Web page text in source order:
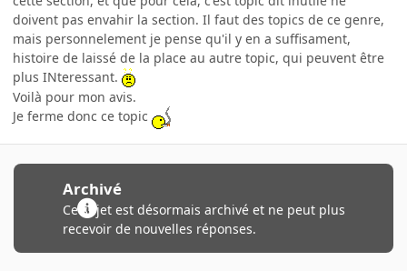
doivent pas envahir la section. Il faut des topics de ce genre,
mais personnelement je pense qu'il y en a suffisament,
histoire de laissé de la place au autre topic, qui peuvent être
plus INteressant.
Voilà pour mon avis.
Je ferme donc ce topic
Archivé
Ce sujet est désormais archivé et ne peut plus
recevoir de nouvelles réponses.